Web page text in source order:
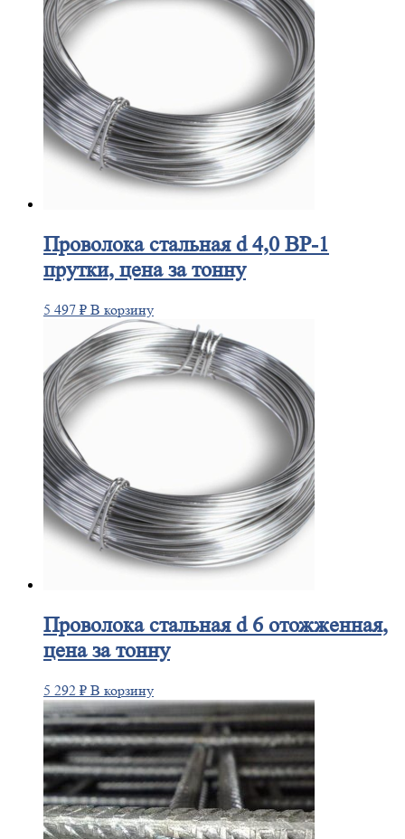
Проволокастальная d 4,0 ВР-1
прутки, цена за тонну
5 497 ₽ В корзину
Проволокастальная d 6 отожженная,
цена за тонну
5 292 ₽ В корзину